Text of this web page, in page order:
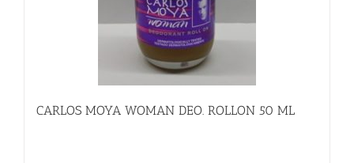
CARLOS MOYA WOMAN DEO. ROLLON 50 ML